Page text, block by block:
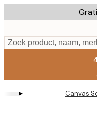
to
content.
Zoek product, naam,
▸ Canvas